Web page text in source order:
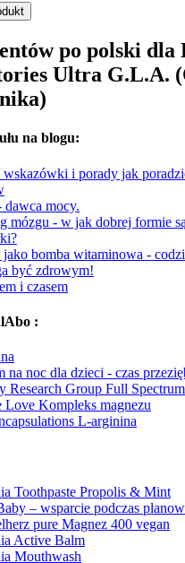
po polski dla
Ultra G.L.A.
na blogu:
wskazówki i porady jak
dawca mocy.
mózgu - w jak dobrej formie
jako bomba witaminowa -
być zdrowym!
i czasem
:
na noc dla dzieci - czas
Research Group Full
Love Kompleks magnezu
L-arginina
Toothpaste Propolis & Mint
– wsparcie podczas
pure Magnez 400 vegan
Active Balm
Mouthwash